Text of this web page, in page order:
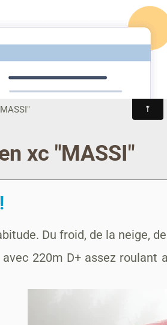
TRAIL
Actualités AGENDA
xc "MASSI"
Du froid, de la neige,
220m D+ assez